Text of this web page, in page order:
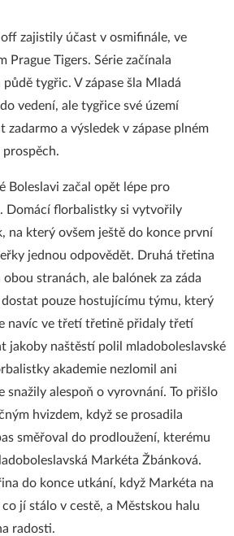
zajistily účast v osmifinále, ve
Prague Tigers. Série začínala
tygřic. V zápase šla Mladá
vedení, ale tygřice své území
zadarmo a výsledek v zápase plném
Boleslavi začal opět lépe pro
Domácí florbalistky si vytvořily
na který ovšem ještě do konce první
jednou odpovědět. Druhá třetina
stranách, ale balónek za záda
pouze hostujícímu týmu, který
navíc ve třetí třetině přidaly třetí
jakoby naštěstí polil mladoboleslavské
akademie nezlomil ani
snažily alespoň o vyrovnání. To přišlo
hvizdem, když se prosadila
směřoval do prodloužení, kterému
Markéta Žbánková.
do konce utkání, když Markéta na
jí stálo v cestě, a Městskou halu
radosti.